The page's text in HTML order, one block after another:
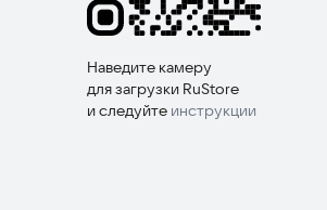
Наведите камеру
для загрузки RuStore
и следуйте инструкции